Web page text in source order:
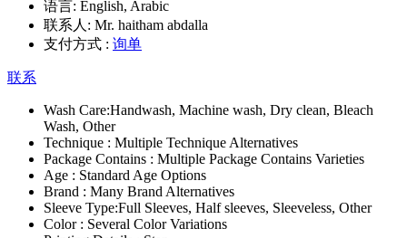
语言: English, Arabic
联系人: Mr. haitham abdalla
支付方式 : 询单
联系
Wash Care:Handwash, Machine wash, Dry clean, Bleach
Wash, Other
Technique : Multiple Technique Alternatives
Package Contains : Multiple Package Contains Varieties
Age : Standard Age Options
Brand : Many Brand Alternatives
Sleeve Type:Full Sleeves, Half sleeves, Sleeveless, Other
Color : Several Color Variations